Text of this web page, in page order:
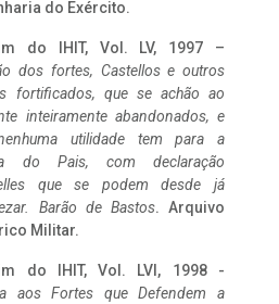
do Exército.
do IHIT, Vol. LV, 1997 –
dos fortes, Castellos e outros
fortificados, que se achão ao
inteiramente abandonados, e
utilidade tem para a
do Pais, com declaração
que se podem desde já
Barão de Bastos. Arquivo
Militar.
do IHIT, Vol. LVI, 1998 -
aos Fortes que Defendem a